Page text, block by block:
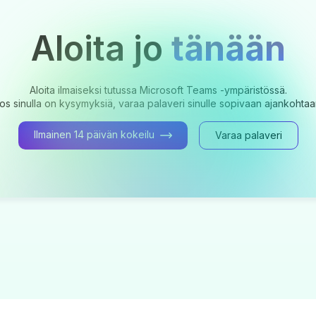
Aloita jotänään
Aloita ilmaiseksi tutussa Microsoft Teams -ympäristössä.
sinulla on kysymyksiä, varaa palaveri sinulle sopivaan
Ilmainen 14 päivän kokeilu Varaa palaveri